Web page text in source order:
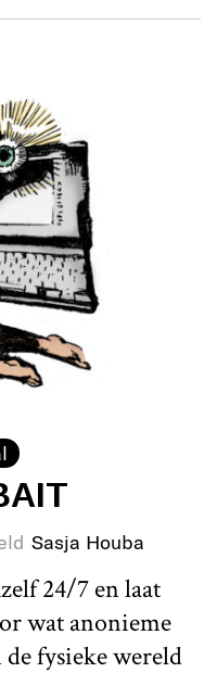
Sasja Houba
24/7 en laat
wat anonieme
fysieke wereld